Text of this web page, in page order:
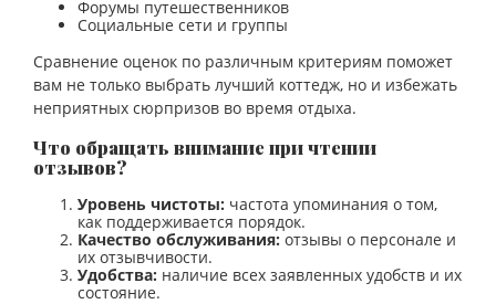
Форумы путешественников
Социальные сети и группы
Сравнение оценок по различным критериям поможет
вам не только выбрать лучший коттедж, но и избежать
неприятных сюрпризов во время отдыха.
Что обращать внимание при чтении
отзывов?
Уровень чистоты: частота упоминания о том,
как поддерживается порядок.
Качество обслуживания: отзывы о персонале и
их отзывчивости.
Удобства: наличие всех заявленных удобств и их
состояние.